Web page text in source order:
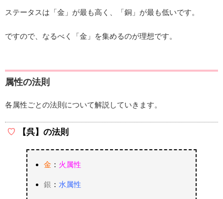
ステータスは「金」が最も高く、「銅」が最も低いです。
ですので、なるべく「金」を集めるのが理想です。
属性の法則
各属性ごとの法則について解説していきます。
【呉】の法則
金 ： 火属性
銀 ： 水属性